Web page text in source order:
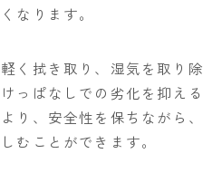
なります。
く拭き取り、湿気を取り除
っぱなしでの劣化を抑える
り、安全性を保ちながら、
むことができます。